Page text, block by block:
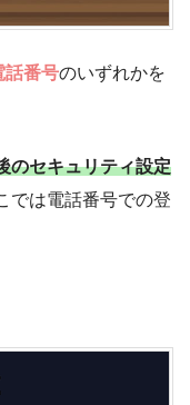
話番号のいずれかを
のセキュリティ設定
では電話番号での登